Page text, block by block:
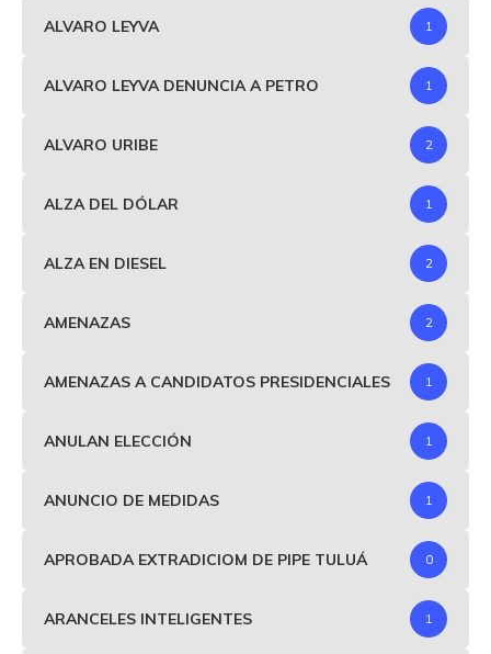
ALVARO LEYVA 1
ALVARO LEYVA DENUNCIA A PETRO 1
ALVARO URIBE 2
ALZA DEL DÓLAR 1
ALZA EN DIESEL 2
AMENAZAS 2
AMENAZAS A CANDIDATOS PRESIDENCIALES 1
ANULAN ELECCIÓN 1
ANUNCIO DE MEDIDAS 1
APROBADA EXTRADICIOM DE PIPE TULUÁ 0
ARANCELES INTELIGENTES 1